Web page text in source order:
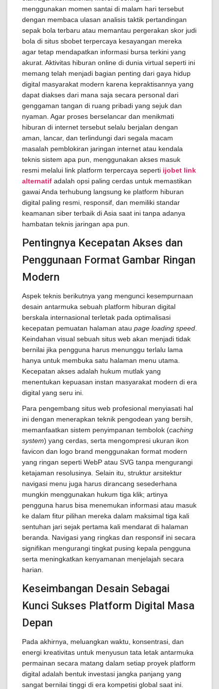
menggunakan momen santai di malam hari tersebut
dengan membaca ulasan analisis taktik pertandingan
sepak bola terbaru atau memantau pergerakan skor judi
bola di situs sbobet terpercaya kesayangan mereka
agar tetap mendapatkan informasi bursa terkini yang
akurat. Aktivitas hiburan online di dunia virtual seperti ini
memang telah menjadi bagian penting dari gaya hidup
digital masyarakat modern karena kepraktisannya yang
dapat diakses dari mana saja secara personal dari
genggaman tangan di ruang pribadi yang sejuk dan
nyaman. Agar proses berselancar dan menikmati
hiburan di internet tersebut selalu berjalan dengan
aman, lancar, dan terlindungi dari segala macam
masalah pemblokiran jaringan internet atau kendala
teknis sistem apa pun, menggunakan akses masuk
resmi melalui link platform terpercaya seperti ijobet link
alternatif adalah opsi paling cerdas untuk memastikan
gawai Anda terhubung langsung ke platform hiburan
digital paling resmi, responsif, dan memiliki standar
keamanan siber terbaik di Asia saat ini tanpa adanya
hambatan teknis jaringan apa pun.
Pentingnya Kecepatan Akses dan
Penggunaan Format Gambar Ringan
Modern
Aspek teknis berikutnya yang mengunci kesempurnaan
desain antarmuka sebuah platform hiburan digital
berskala internasional terletak pada optimalisasi
kecepatan pemuatan halaman atau page loading speed
Keindahan visual sebuah situs web akan menjadi tidak
bernilai jika pengguna harus menunggu terlalu lama
hanya untuk membuka satu halaman menu utama.
Kecepatan akses adalah hukum mutlak yang
menentukan kepuasan instan masyarakat modern di era
digital yang seru ini.
Para pengembang situs web profesional menyiasati hal
ini dengan menerapkan teknik pengodean yang bersih,
memanfaatkan sistem penyimpanan tembolok (caching
system) yang cerdas, serta mengompresi ukuran ikon
favicon dan logo brand menggunakan format modern
yang ringan seperti WebP atau SVG tanpa mengurangi
ketajaman resolusinya. Selain itu, struktur arsitektur
navigasi menu juga harus dirancang sesederhana
mungkin menggunakan hukum tiga klik; artinya
pengguna harus bisa menemukan informasi atau masuk
ke dalam fitur pilihan mereka dalam maksimal tiga kali
sentuhan jari sejak pertama kali mendarat di halaman
beranda. Navigasi yang ringkas dan responsif ini secara
signifikan mengurangi tingkat pusing kepala pengguna
serta meningkatkan kenyamanan menjelajah secara
harian.
Keseimbangan Desain Sebagai
Kunci Sukses Platform Digital Masa
Depan
Pada akhirnya, meluangkan waktu, konsentrasi, dan
energi kreativitas untuk menyusun tata letak antarmuka
permainan secara matang dalam setiap proyek platform
digital adalah bentuk investasi jangka panjang yang
sangat bernilai tinggi di era kompetisi global saat ini.